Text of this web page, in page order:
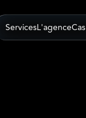
ServicesL'agence